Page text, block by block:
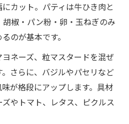
カット。パティは牛ひき肉と
椒・パン粉・卵・玉ねぎのみ
のが基本です。
ネーズ、粒マスタードを混ぜ
さらに、バジルやパセリなど
が格段にアップします。具材
やトマト、レタス、ピクルス